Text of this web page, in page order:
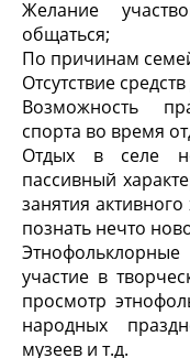
Желание
общаться;
По причинам
Отсутствие
Возможность
спорта во время
Отдых в селе
пассивный
занятия
познать нечто
участие в
просмотр
народных
музеев и т.д.